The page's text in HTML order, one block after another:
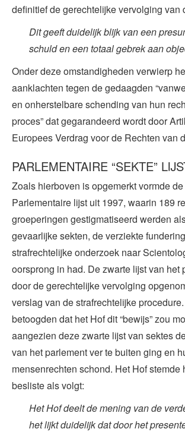
definitief de gerechtelijke vervolging van
Dit geeft duidelijk blijk van een
schuld en een totaal gebrek aan
Onder deze omstandigheden verwierp
aanklachten tegen de gedaagden
en onherstelbare schending van hun
proces” dat gegarandeerd wordt door
Europees Verdrag voor de Rechten van
PARLEMENTAIRE “SEKTE”
Zoals hierboven is opgemerkt vormde
Parlementaire lijst uit 1997, waarin 189
groeperingen gestigmatiseerd werden
gevaarlijke sekten, de verziekte
strafrechtelijke onderzoek naar
oorsprong in had. De zwarte lijst van het
door de gerechtelijke vervolging
verslag van de strafrechtelijke
betoogden dat het Hof dit “bewijs” zou
aangezien deze zwarte lijst van sektes
van het parlement ver te buiten ging en
mensenrechten schond. Het Hof stemde
besliste als volgt:
Het Hof deelt de mening van de
het lijkt duidelijk dat door het